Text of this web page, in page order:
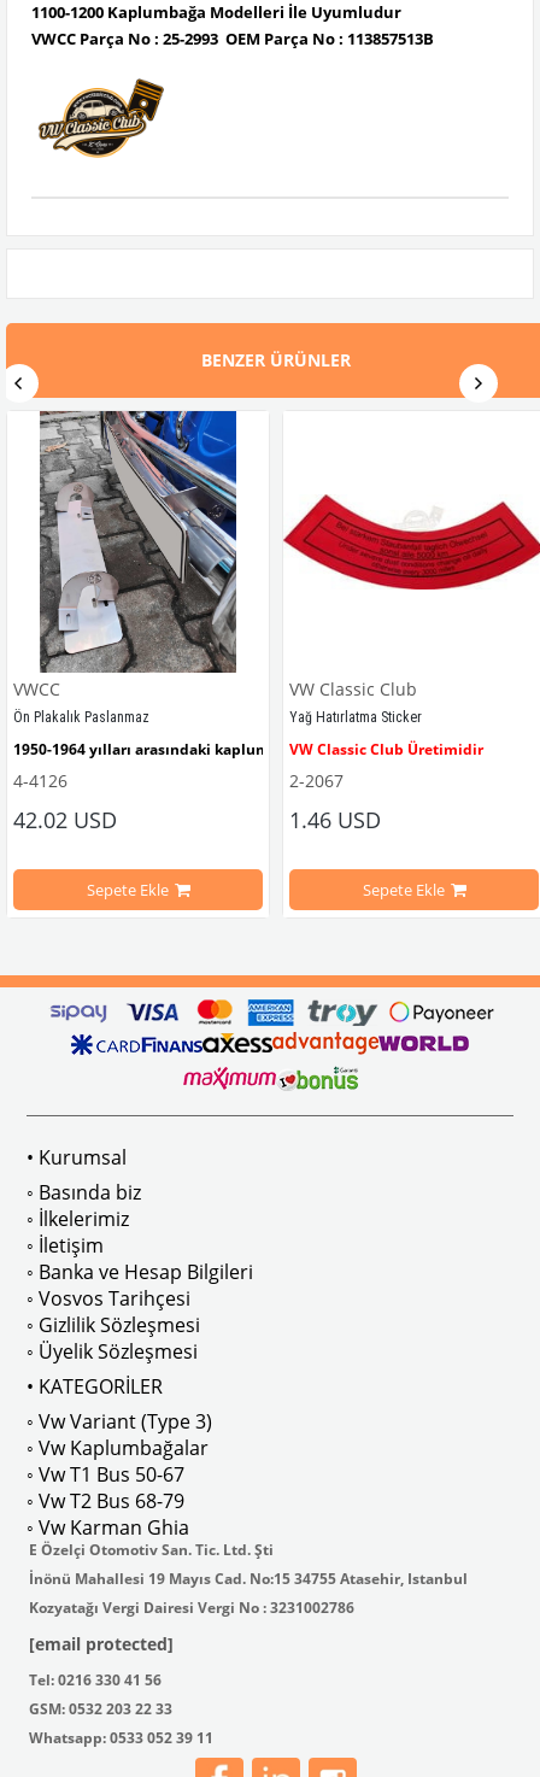
1100-1200 Kaplumbağa Modelleri İle Uyumludur
VWCC Parça No : 25-2993 OEM Parça No : 113857513B
BENZER ÜRÜNLER
sürüş esnasında doğrudan gelen güneş ışığını keserek görüş
isteyenler için tercih edilir.
Ghia Modelleri İle Uyumludur
: AC711500 / 80500
VWCC
Ön Plakalık Paslanmaz
1950-1964 yılları arasındaki kaplumbağa modelleri ile uyumludur.
VWC Parça No: 4-4126
4-4126
42.02 USD
Sepete Ekle
VW Classic Club
Yağ Hatırlatma Sticker
VW Classic Club Üretimidir
1960-1967 Yılları Arasındaki T1
1968-1979 Yılları Arasındaki T2
2-2067
1.46 USD
Sepete Ekle
• Kurumsal
◦ Basında biz
◦ İlkelerimiz
◦ İletişim
◦ Banka ve Hesap Bilgileri
◦ Vosvos Tarihçesi
◦ Gizlilik Sözleşmesi
◦ Üyelik Sözleşmesi
• KATEGORİLER
◦ Vw Variant (Type 3)
◦ Vw Kaplumbağalar
◦ Vw T1 Bus 50-67
◦ Vw T2 Bus 68-79
◦ Vw Karman Ghia
E Özelçi Otomotiv San. Tic. Ltd. Şti
İnönü Mahallesi 19 Mayıs Cad. No:15 34755 Atasehir, Istanbul
Kozyatağı Vergi Dairesi Vergi No : 3231002786
[email protected]
Tel: 0216 330 41 56
GSM: 0532 203 22 33
Whatsapp: 0533 052 39 11